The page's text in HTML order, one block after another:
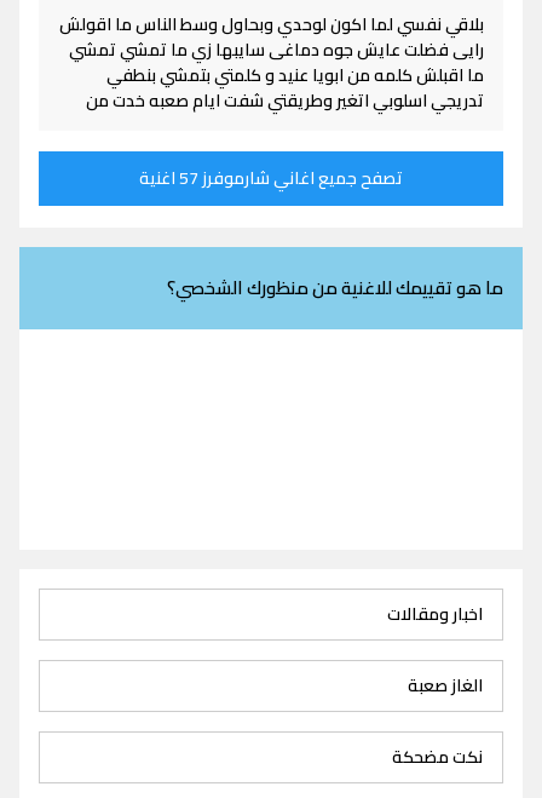
بلاقي نفسي لما اكون لوحدي وبحاول وسط الناس ما اقولش
رایی فضلت عايش جوه دماغی سايبها زي ما تمشي تمشي
ما اقبلش كلمه من ابويا عنيد و كلمتي بتمشي بنطفي
تدريجي اسلوبي اتغير وطريقتي شفت ایام صعبه خدت من
تصفح جميع اغاني شارموفرز 57 اغنية
ما هو تقييمك للاغنية من منظورك الشخصي؟
اخبار ومقالات
الغاز صعبة
نكت مضحكة